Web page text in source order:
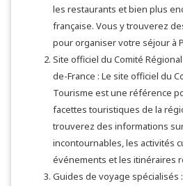
les restaurants et bien plus
française. Vous y trouverez
pour organiser votre séjour à
Site officiel du Comité
de-France : Le site officiel du
Tourisme est une référence
facettes touristiques de la
trouverez des informations
incontournables, les activités
événements et les itinéraires
Guides de voyage spécialisés